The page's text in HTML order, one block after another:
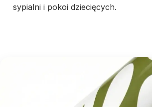
sypialni i pokoi dziecięcych.